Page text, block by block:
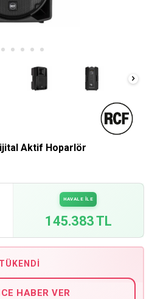
Aktif Hoparlör
HAVALE İLE
145.383 TL
TÜKENDI
HABER VER